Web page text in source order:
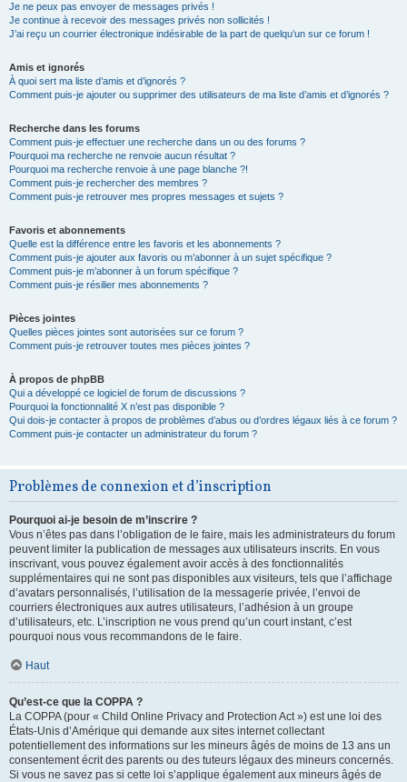
Je ne peux pas envoyer de messages privés !
Je continue à recevoir des messages privés non sollicités !
J’ai reçu un courrier électronique indésirable de la part de quelqu’un sur ce forum !
Amis et ignorés
À quoi sert ma liste d’amis et d’ignorés ?
Comment puis-je ajouter ou supprimer des utilisateurs de ma liste d’amis et d’ignorés ?
Recherche dans les forums
Comment puis-je effectuer une recherche dans un ou des forums ?
Pourquoi ma recherche ne renvoie aucun résultat ?
Pourquoi ma recherche renvoie à une page blanche ?!
Comment puis-je rechercher des membres ?
Comment puis-je retrouver mes propres messages et sujets ?
Favoris et abonnements
Quelle est la différence entre les favoris et les abonnements ?
Comment puis-je ajouter aux favoris ou m’abonner à un sujet spécifique ?
Comment puis-je m’abonner à un forum spécifique ?
Comment puis-je résilier mes abonnements ?
Pièces jointes
Quelles pièces jointes sont autorisées sur ce forum ?
Comment puis-je retrouver toutes mes pièces jointes ?
À propos de phpBB
Qui a développé ce logiciel de forum de discussions ?
Pourquoi la fonctionnalité X n’est pas disponible ?
Qui dois-je contacter à propos de problèmes d’abus ou d’ordres légaux liés à ce forum ?
Comment puis-je contacter un administrateur du forum ?
Problèmes de connexion et d’inscription
Pourquoi ai-je besoin de m’inscrire ?
Vous n’êtes pas dans l’obligation de le faire, mais les administrateurs du forum
peuvent limiter la publication de messages aux utilisateurs inscrits. En vous
inscrivant, vous pouvez également avoir accès à des fonctionnalités
supplémentaires qui ne sont pas disponibles aux visiteurs, tels que l’affichage
d’avatars personnalisés, l’utilisation de la messagerie privée, l’envoi de
courriers électroniques aux autres utilisateurs, l’adhésion à un groupe
d’utilisateurs, etc. L’inscription ne vous prend qu’un court instant, c’est
pourquoi nous vous recommandons de le faire.
Haut
Qu’est-ce que la COPPA ?
La COPPA (pour « Child Online Privacy and Protection Act ») est une loi des
États-Unis d’Amérique qui demande aux sites internet collectant
potentiellement des informations sur les mineurs âgés de moins de 13 ans un
consentement écrit des parents ou des tuteurs légaux des mineurs concernés.
Si vous ne savez pas si cette loi s’applique également aux mineurs âgés de